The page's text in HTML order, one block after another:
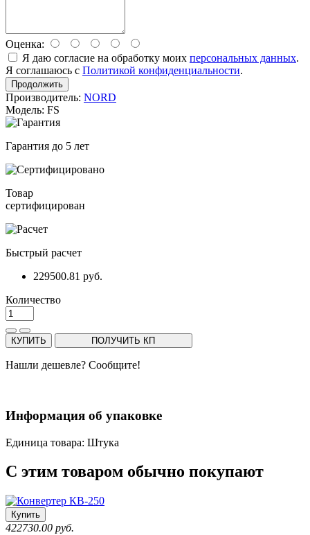
Оценка:
Я даю согласие на обработку моих персональных данных.
Я соглашаюсь с Политикой конфиденциальности.
Продолжить
Производитель: NORD
Модель: FS
Гарантия до 5 лет
Товар
сертифицирован
Быстрый расчет
229500.81 руб.
Количество
КУПИТЬ ПОЛУЧИТЬ КП
Нашли дешевле? Сообщите!
Информация об упаковке
Единица товара: Штука
С этим товаром обычно покупают
Купить
422730.00 руб.